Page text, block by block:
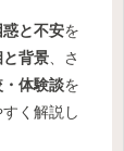
と不安を
背景、さ
体験談を
く解説し